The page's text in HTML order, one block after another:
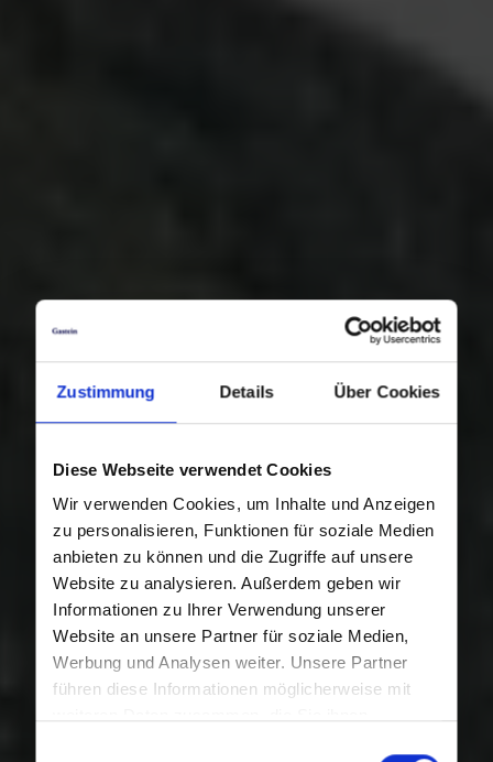
Zustimmung Details Über Cookies
Diese Webseite verwendet Cookies
Wir verwenden Cookies, um Inhalte und Anzeigen
zu personalisieren, Funktionen für soziale Medien
anbieten zu können und die Zugriffe auf unsere
Website zu analysieren. Außerdem geben wir
Informationen zu Ihrer Verwendung unserer
Website an unsere Partner für soziale Medien,
Werbung und Analysen weiter. Unsere Partner
führen diese Informationen möglicherweise mit